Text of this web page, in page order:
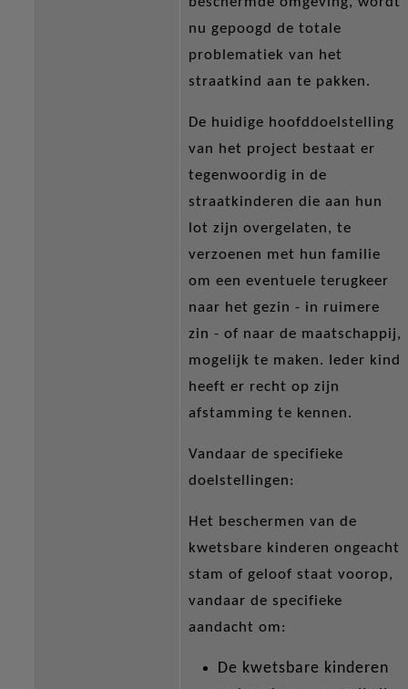
nu gepoogd de totale
problematiek van het
straatkind aan te pakken.
De huidige hoofddoelstelling
van het project bestaat er
tegenwoordig in de
straatkinderen die aan hun
lot zijn overgelaten, te
verzoenen met hun familie
om een eventuele terugkeer
naar het gezin - in ruimere
zin - of naar de maatschappij,
mogelijk te maken. Ieder kind
heeft er recht op zijn
afstamming te kennen.
Vandaar de specifieke
doelstellingen:
Het beschermen van de
kwetsbare kinderen ongeacht
stam of geloof staat voorop,
vandaar de specifieke
aandacht om:
De kwetsbare kinderen